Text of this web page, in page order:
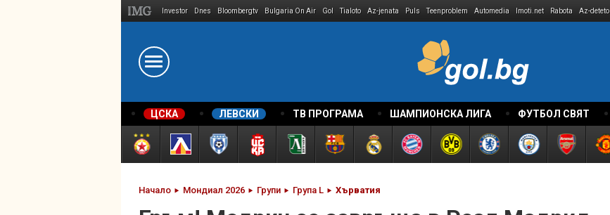
Investor Dnes Bloombergtv Bulgaria On Air Gol Tialoto Az-jenata Puls Teenproblem Automedia Imoti.net Rabota Az-deteto
ЦСКА ЛЕВСКИ ТВ ПРОГРАМА ШАМПИОНСКА ЛИГА ФУТБОЛ СВЯТ
Начало Мондиал 2026 Групи Група L Хърватия